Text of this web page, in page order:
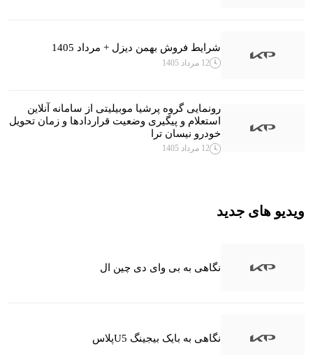
شرایط فروش بهمن دیزل + مرداد 1405
12 مرداد 1405
رونمایی گروه پرشیا موبیلیتی از سامانه آنلاین
استعلام و پیگیری وضعیت قراردادها و زمان تحویل
خودرو نیسان ترا
12 مرداد 1405
ویدیو های جدید
نگاهی به بی وای دی چین ال
نگاهی به بایک بیجینگ U5پلاس